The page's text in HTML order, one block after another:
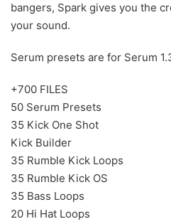
bangers, Spark gives you the
your sound.
Serum presets are for Serum
+700 FILES
50 Serum Presets
35 Kick One Shot
Kick Builder
35 Rumble Kick Loops
35 Rumble Kick OS
35 Bass Loops
20 Hi Hat Loops